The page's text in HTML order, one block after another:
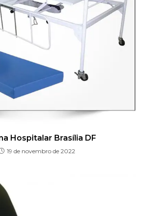
Hospitalar Brasília DF
19 de novembro de 2022